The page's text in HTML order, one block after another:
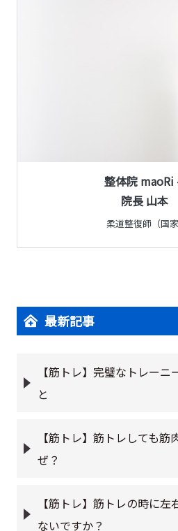
整体院 maoRi
院長 山本
柔道整復師（国家
最新記事
【筋トレ】完璧なトレー
と
【筋トレ】筋トレしても
ぜ？
【筋トレ】筋トレの時に左
ないですか？